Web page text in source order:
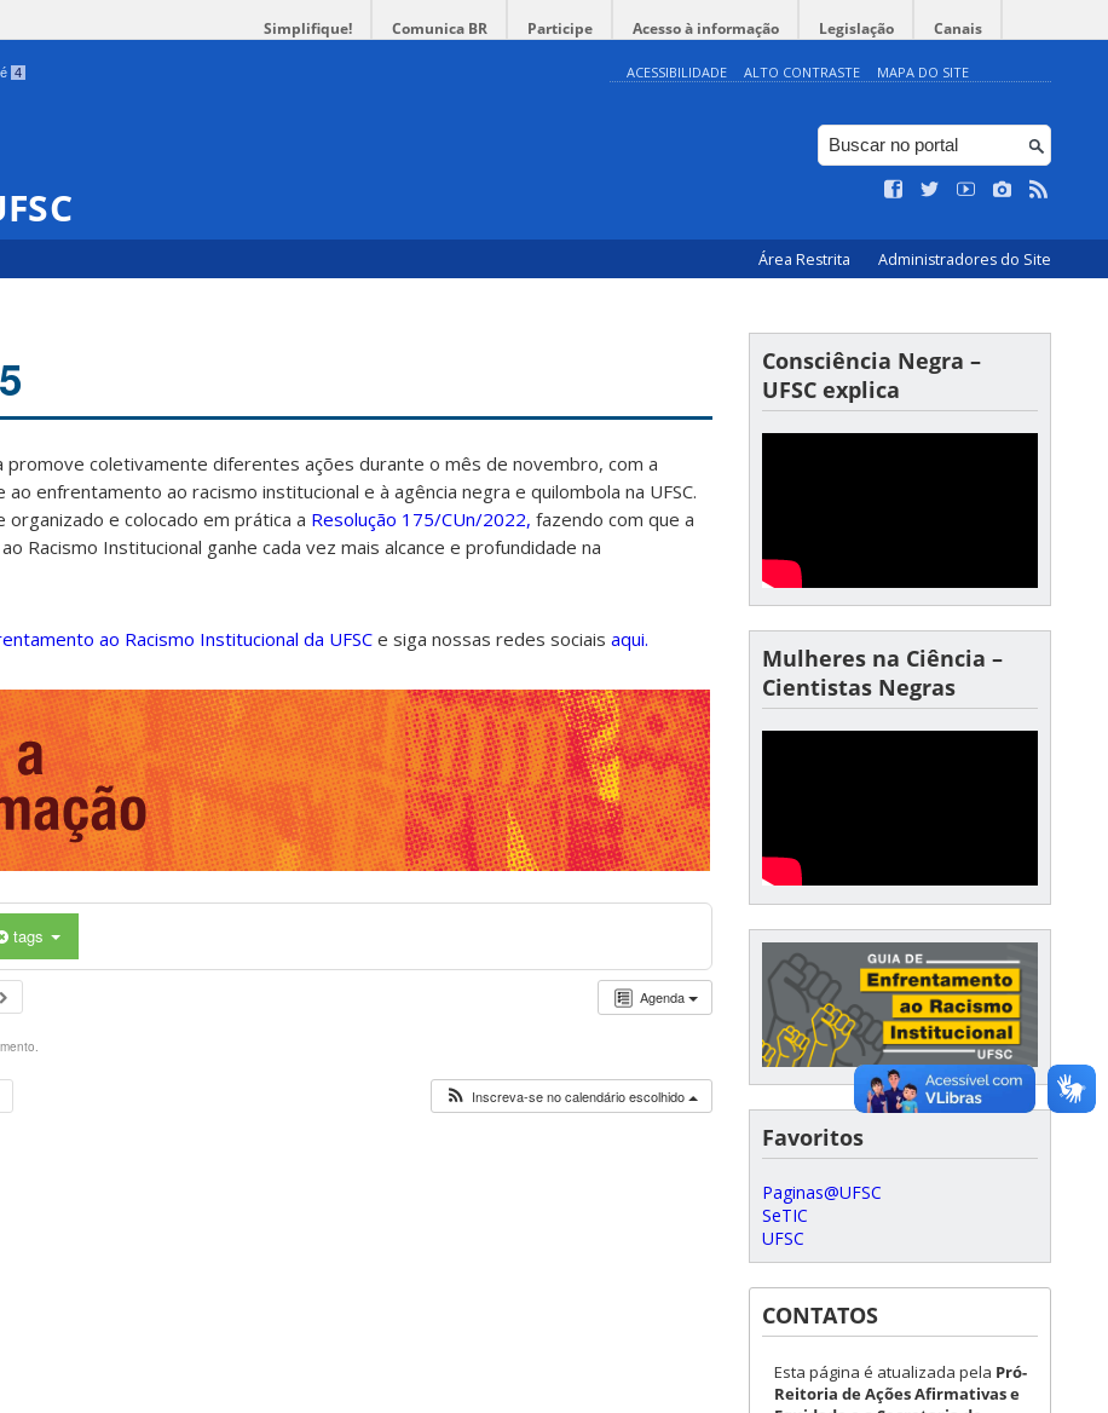
Simplifique! Comunica BR Participe Acesso à informação Legislação Canais
4 ACESSIBILIDADE ALTO CONTRASTE MAPA DO SITE
Área Restrita Administradores do Site
promove coletivamente diferentes ações durante o mês de novembro, com a
enfrentamento ao racismo institucional e à agência negra e quilombola na UFSC.
e colocado em prática a Resolução 175/CUn/2022, fazendo com que a
Racismo Institucional ganhe cada vez mais alcance e profundidade na
ao Racismo Institucional da UFSC e siga nossas redes sociais aqui.
tags
Agenda
Inscreva-se no calendário escolhido
Consciência Negra –
UFSC explica
Mulheres na Ciência –
Cientistas Negras
Favoritos
Paginas@UFSC
SeTIC
UFSC
CONTATOS
Esta página é atualizada pela Pró-
Reitoria de Ações Afirmativas e